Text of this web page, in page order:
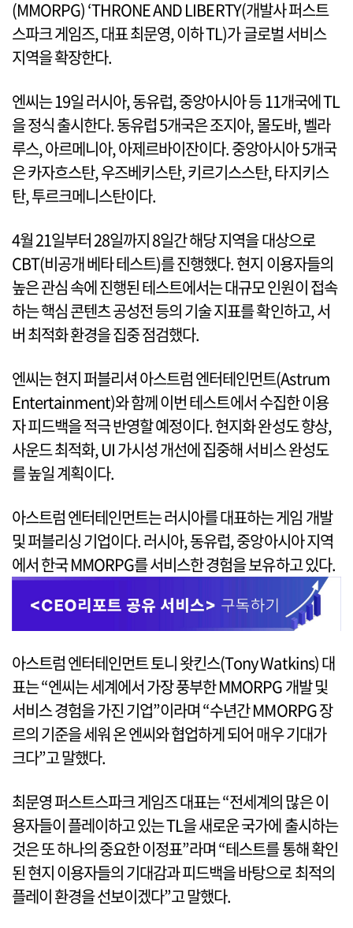
(MMORPG) ‘THRONE AND LIBERTY(개발사 퍼스트
스파크 게임즈, 대표 최문영, 이하 TL)가 글로벌 서비스
지역을 확장한다.
엔씨는 19일 러시아, 동유럽, 중앙아시아 등 11개국에 TL
을 정식 출시한다. 동유럽 5개국은 조지아, 몰도바, 벨라
루스, 아르메니아, 아제르바이잔이다. 중앙아시아 5개국
은 카자흐스탄, 우즈베키스탄, 키르기스스탄, 타지키스
탄, 투르크메니스탄이다.
4월 21일부터 28일까지 8일간 해당 지역을 대상으로
CBT(비공개 베타 테스트)를 진행했다. 현지 이용자들의
높은 관심 속에 진행된 테스트에서는 대규모 인원이 접속
하는 핵심 콘텐츠 공성전 등의 기술 지표를 확인하고, 서
버 최적화 환경을 집중 점검했다.
엔씨는 현지 퍼블리셔 아스트럼 엔터테인먼트(Astrum
Entertainment)와 함께 이번 테스트에서 수집한 이용
자 피드백을 적극 반영할 예정이다. 현지화 완성도 향상,
사운드 최적화, UI 가시성 개선에 집중해 서비스 완성도
를 높일 계획이다.
아스트럼 엔터테인먼트는 러시아를 대표하는 게임 개발
및 퍼블리싱 기업이다. 러시아, 동유럽, 중앙아시아 지역
에서 한국 MMORPG를 서비스한 경험을 보유하고 있다.
아스트럼 엔터테인먼트 토니 왓킨스(Tony Watkins) 대
표는 “엔씨는 세계에서 가장 풍부한 MMORPG 개발 및
서비스 경험을 가진 기업”이라며 “수년간 MMORPG 장
르의 기준을 세워 온 엔씨와 협업하게 되어 매우 기대가
크다”고 말했다.
최문영 퍼스트스파크 게임즈 대표는 “전세계의 많은 이
용자들이 플레이하고 있는 TL을 새로운 국가에 출시하는
것은 또 하나의 중요한 이정표”라며 “테스트를 통해 확인
된 현지 이용자들의 기대감과 피드백을 바탕으로 최적의
플레이 환경을 선보이겠다”고 말했다.